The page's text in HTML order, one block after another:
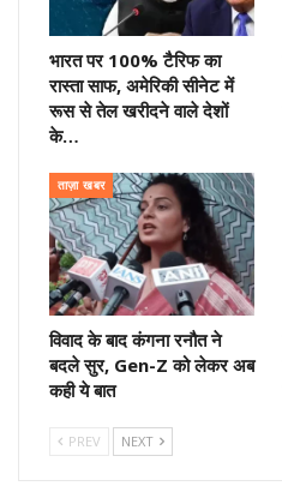
भारत पर 100% टैरिफ का
रास्ता साफ, अमेरिकी सीनेट में
रूस से तेल खरीदने वाले देशों
के…
ताज़ा खबर
विवाद के बाद कंगना रनौत ने
बदले सुर, Gen-Z को लेकर अब
कही ये बात
PREV NEXT